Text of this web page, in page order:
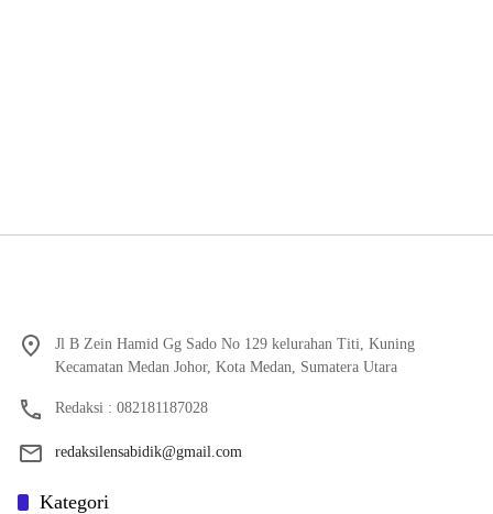
Jl B Zein Hamid Gg Sado No 129 kelurahan Titi, Kuning
Kecamatan Medan Johor, Kota Medan, Sumatera Utara
Redaksi : 082181187028
redaksilensabidik@gmail.com
Kategori